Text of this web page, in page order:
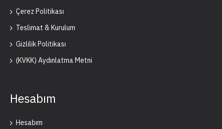
Çerez Politikası
Teslimat & Kurulum
Gizlilik Politikası
(KVKK) Aydınlatma Metni
Hesabım
Hesabım